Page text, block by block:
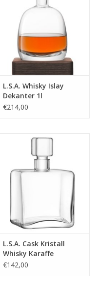
L.S.A. Whisky Islay
Dekanter 1l
€214,00
L.S.A. Cask Kristall
Whisky Karaffe
Quadrat 1 Liter
€142,00